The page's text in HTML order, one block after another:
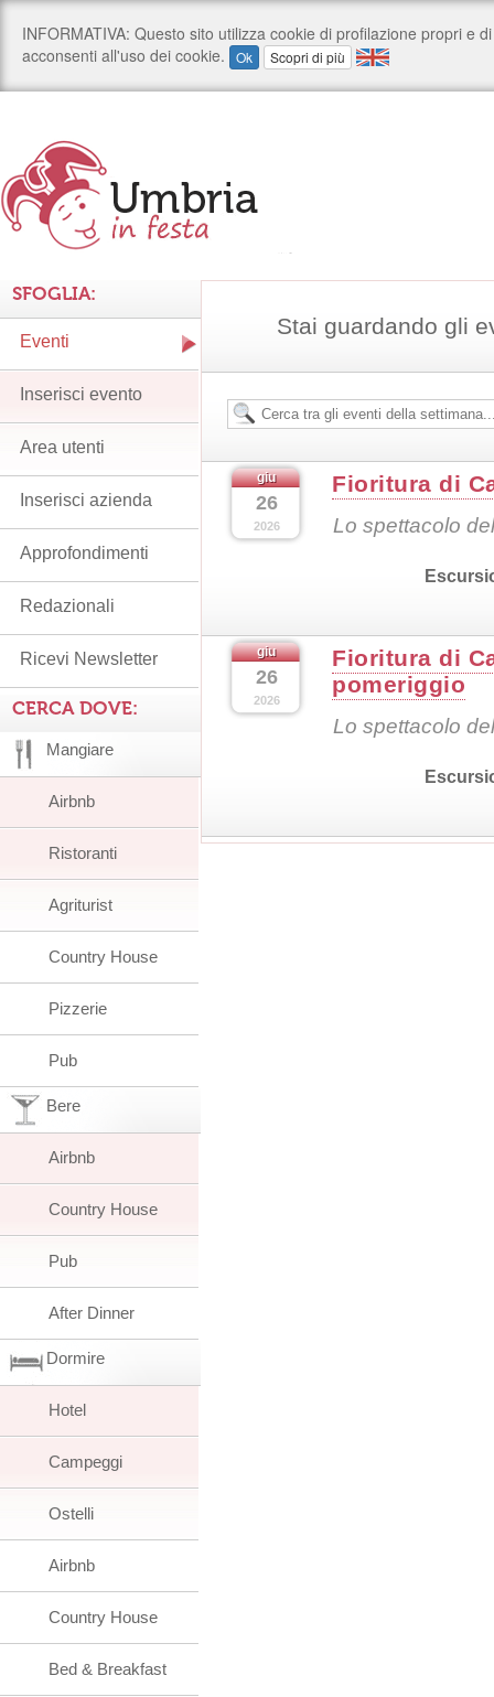
Stai guardando gli
giu
26
2026
Fioritura di
Lo spettacolo
giu
26
2026
Fioritura di
pomeriggio
Lo spettacolo
SFOGLIA:
Eventi
Inserisci evento
Area utenti
Inserisci azienda
Approfondimenti
Redazionali
Ricevi Newsletter
CERCA DOVE:
Mangiare
Airbnb
Ristoranti
Agriturist
Country House
Pizzerie
Pub
Bere
Airbnb
Country House
Pub
After Dinner
Dormire
Hotel
Campeggi
Ostelli
Airbnb
Country House
Bed & Breakfast